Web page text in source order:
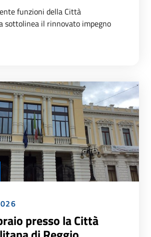
funzioni della Città
sottolinea il rinnovato impegno
presso la Città